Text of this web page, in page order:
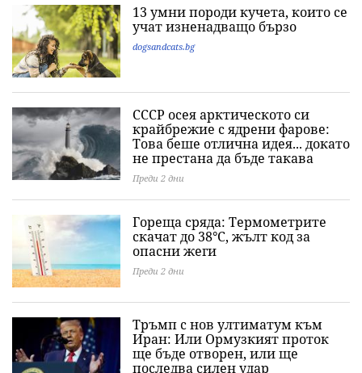
13 умни породи кучета, които се
учат изненадващо бързо
dogsandcats.bg
СССР осея арктическото си
крайбрежие с ядрени фарове:
Това беше отлична идея... докато
не престана да бъде такава
Преди 2 дни
Гореща сряда: Термометрите
скачат до 38°C, жълт код за
опасни жеги
Преди 2 дни
Тръмп с нов ултиматум към
Иран: Или Ормузкият проток
ще бъде отворен, или ще
последва силен удар